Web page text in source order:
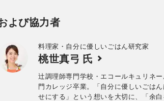
よび協力者
料理家・自分に優しいごはん研究家
桃世真弓 氏
辻調理師専門学校・エコールキュリネ
門カレッジ卒業。「自分に優しいごは
せにする」という想いを大切に、「余白